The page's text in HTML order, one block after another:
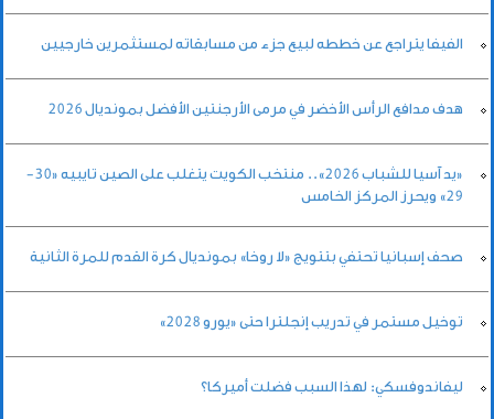
الفيفا يتراجع عن خططه لبيع جزء من مسابقاته لمستثمرين خارجيين
هدف مدافع الرأس الأخضر في مرمى الأرجنتين الأفضل بمونديال 2026
«يد آسيا للشباب 2026».. منتخب الكويت يتغلب على الصين تايبيه «30-
29» ويحرز المركز الخامس
صحف إسبانيا تحتفي بتتويج «لا روخا» بمونديال كرة القدم للمرة الثانية
توخيل مستمر في تدريب إنجلترا حتى «يورو 2028»
ليفاندوفسكي: لهذا السبب فضلت أميركا؟